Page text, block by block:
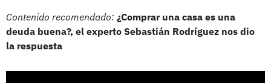
Contenido recomendado: ¿Comprar una casa es una
deuda buena?, el experto Sebastián Rodríguez nos dio
la respuesta